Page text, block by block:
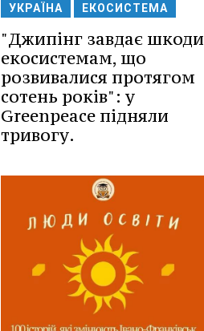
УКРАЇНА ЕКОСИСТЕМА
"Джипінг завдає шкоди
екосистемам, що
розвивалися протягом
сотень років": у
Greenpeace підняли
тривогу.